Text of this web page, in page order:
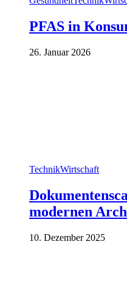
PFAS in
26. Januar 2026
TechnikWirtschaft
modernen
10. Dezember 2025